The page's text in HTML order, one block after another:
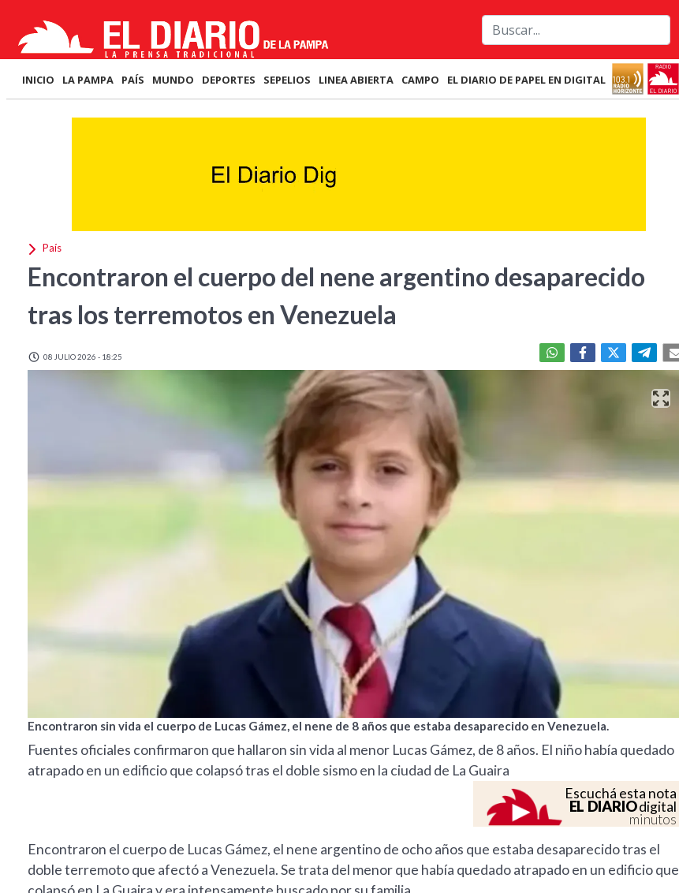
INICIO LA PAMPA PAÍS MUNDO DEPORTES SEPELIOS LINEA ABIERTA CAMPO EL DIARIO DE PAPEL EN DIGITAL
País
Encontraron el cuerpo del nene argentino desaparecido
tras los terremotos en Venezuela
08 JULIO 2026 - 18:25
Encontraron sin vida el cuerpo de Lucas Gámez, el nene de 8 años que estaba desaparecido en Venezuela.
Fuentes oficiales confirmaron que hallaron sin vida al menor Lucas Gámez, de 8 años. El niño había quedado
atrapado en un edificio que colapsó tras el doble sismo en la ciudad de La Guaira
Escuchá esta nota
EL DIARIOdigital
minutos
Encontraron el cuerpo de Lucas Gámez, el nene argentino de ocho años que estaba desaparecido tras el
doble terremoto que afectó a Venezuela. Se trata del menor que había quedado atrapado en un edificio que